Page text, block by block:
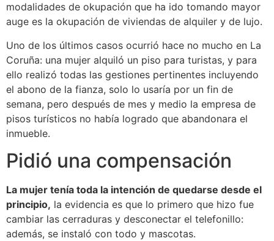
modalidades de okupación que ha ido tomando mayor
auge es la okupación de viviendas de alquiler y de lujo.
Uno de los últimos casos ocurrió hace no mucho en La
Coruña: una mujer alquiló un piso para turistas, y para
ello realizó todas las gestiones pertinentes incluyendo
el abono de la fianza, solo lo usaría por un fin de
semana, pero después de mes y medio la empresa de
pisos turísticos no había logrado que abandonara el
inmueble.
Pidió una compensación
La mujer tenía toda la intención de quedarse desde el
principio, la evidencia es que lo primero que hizo fue
cambiar las cerraduras y desconectar el telefonillo:
además, se instaló con todo y mascotas.